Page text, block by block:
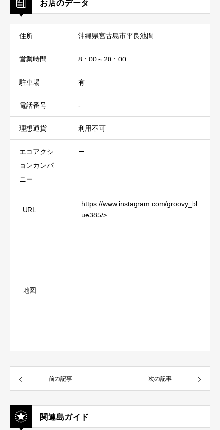
お店のデータ
住所 沖縄県宮古島市平良池間
営業時間 8：00～20：00
駐車場 有
電話番号 -
理想通貨 利用不可
エコアクシ
ョンカンパ
ニー
ー
URL
https://www.instagram.com/groovy_bl
ue385/>
地図
前の記事 次の記事
関連島ガイド